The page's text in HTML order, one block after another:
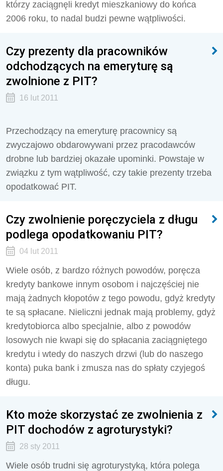
którzy zaciągnęli kredyt mieszkaniowy do końca
2006 roku, to nadal budzi pewne wątpliwości.
Czy prezenty dla pracowników
odchodzących na emeryturę są
zwolnione z PIT?
16 lut 2011
Przechodzący na emeryturę pracownicy są
zwyczajowo obdarowywani przez pracodawców
drobne lub bardziej okazałe upominki. Powstaje w
związku z tym wątpliwość, czy takie prezenty trzeba
opodatkować PIT.
Czy zwolnienie poręczyciela z długu
podlega opodatkowaniu PIT?
04 lut 2011
Wiele osób, z bardzo różnych powodów, poręcza
kredyty bankowe innym osobom i najczęściej nie
mają żadnych kłopotów z tego powodu, gdyż kredyty
te są spłacane. Nieliczni jednak mają problemy, gdyż
kredytobiorca albo specjalnie, albo z powodów
losowych nie kwapi się do spłacania zaciągniętego
kredytu i wtedy do naszych drzwi (lub do naszego
konta) puka bank i zmusza nas do spłaty czyjegoś
długu.
Kto może skorzystać ze zwolnienia z
PIT dochodów z agroturystyki?
28 sty 2011
Wiele osób trudni się agroturystyką, która polega